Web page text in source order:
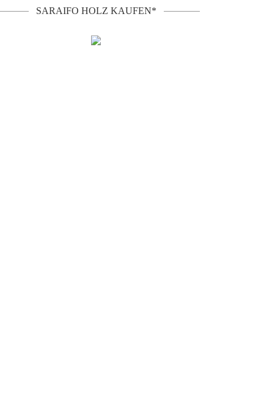
SARAIFO HOLZ KAUFEN*